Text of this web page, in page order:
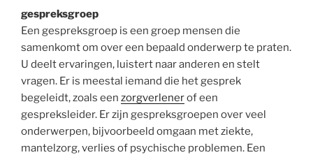
gespreksgroep
Een gespreksgroep is een groep mensen die
samenkomt om over een bepaald onderwerp te praten.
U deelt ervaringen, luistert naar anderen en stelt
vragen. Er is meestal iemand die het gesprek
begeleidt, zoals een zorgverlenerof een
gespreksleider. Er zijn gespreksgroepen over veel
onderwerpen, bijvoorbeeld omgaan met ziekte,
mantelzorg, verlies of psychische problemen. Een